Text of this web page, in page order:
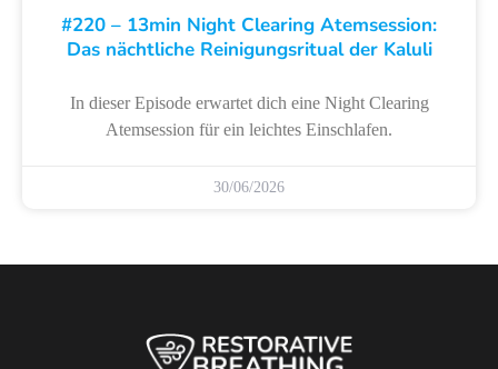
#220 – 13min Night Clearing Atemsession:
Das nächtliche Reinigungsritual der Kaluli
In dieser Episode erwartet dich eine Night Clearing
Atemsession für ein leichtes Einschlafen.
30/06/2026